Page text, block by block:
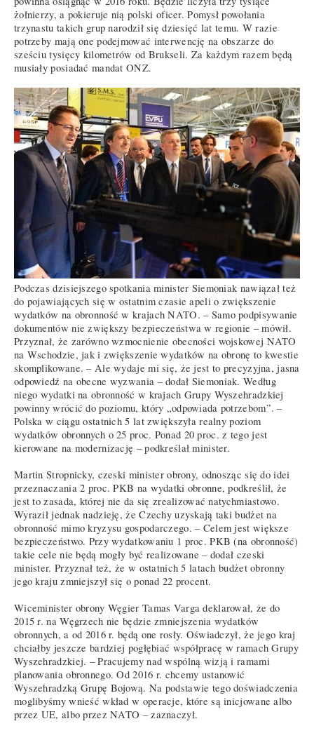
żołnierzy, a pokieruje nią polski oficer. Pomysł powołania
trzynastu takich grup narodził się dziesięć lat temu. W razie
potrzeby mają one podejmować interwencję na obszarze do
sześciu tysięcy kilometrów od Brukseli. Za każdym razem będą
musiały posiadać mandat ONZ.
Podczas dzisiejszego spotkania minister Siemoniak nawiązał też
do pojawiających się w ostatnim czasie apeli o zwiększenie
wydatków na obronność w krajach NATO. – Samo podpisywanie
dokumentów nie zwiększy bezpieczeństwa w regionie – mówił.
Przyznał, że zarówno wzmocnienie obecności wojskowej NATO
na Wschodzie, jak i zwiększenie wydatków na obronę to kwestie
skomplikowane. – Ale wydaje mi się, że jest to precyzyjna, jasna
odpowiedź na obecne wyzwania – dodał Siemoniak. Według
niego wydatki na obronność w krajach Grupy Wyszehradzkiej
powinny wrócić do poziomu, który „odpowiada potrzebom”. –
Polska w ciągu ostatnich 5 lat zwiększyła realny poziom
wydatków obronnych o 25 proc. Ponad 20 proc. z tego jest
kierowane na modernizację – podkreślał minister.
Martin Stropnicky, czeski minister obrony, odnosząc się do idei
przeznaczania 2 proc. PKB na wydatki obronne, podkreślił, że
jest to zasada, której nie da się zrealizować natychmiastowo.
Wyraził jednak nadzieję, że Czechy uzyskają taki budżet na
obronność mimo kryzysu gospodarczego. – Celem jest większe
bezpieczeństwo. Przy wydatkowaniu 1 proc. PKB (na obronność)
takie cele nie będą mogły być realizowane – dodał czeski
minister. Przyznał też, że w ostatnich 5 latach budżet obronny
jego kraju zmniejszył się o ponad 22 procent.
Wiceminister obrony Węgier Tamas Varga deklarował, że do
2015 r. na Węgrzech nie będzie zmniejszenia wydatków
obronnych, a od 2016 r. będą one rosły. Oświadczył, że jego kraj
chciałby jeszcze bardziej pogłębiać współpracę w ramach Grupy
Wyszehradzkiej. – Pracujemy nad wspólną wizją i ramami
planowania obronnego. Od 2016 r. chcemy ustanowić
Wyszehradzką Grupę Bojową. Na podstawie tego doświadczenia
moglibyśmy wnieść wkład w operacje, które są inicjowane albo
przez UE, albo przez NATO – zaznaczył.